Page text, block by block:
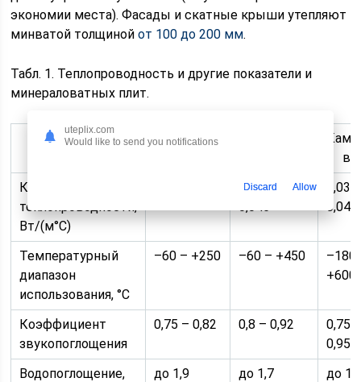
экономии места). Фасады и скатные крыши утепляют
минватой толщинойот 100 до 200 мм.
Табл. 1. Теплопроводность и другие показатели и
минераловатных плит.
Параметр Шлаковата
Коэффициент
теплопроводности,
Вт/(м°C)
0,038 –
0,046
0,046
Температурный
диапазон
использования, °С
–60 – +250 –60 – +450
–180
+600
Коэффициент
звукопоглощения
0,75 – 0,82 0,8 – 0,92
0,75
0,95
Водопоглощение,
до 1,9 до 1,7 до
uteplix.com
Would like to send you notifications
Discard Allow